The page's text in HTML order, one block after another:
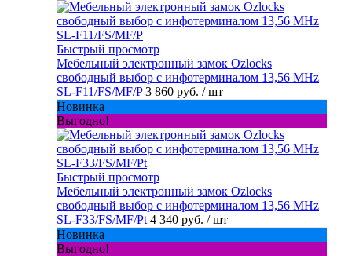
Быстрый просмотр
Мебельный электронный замок Ozlocks
свободный выбор с инфотерминалом 13,56 MHz
SL-F11/FS/MF/P 3 860 руб. / шт
Новинка
Выгодно!
Быстрый просмотр
Мебельный электронный замок Ozlocks
свободный выбор с инфотерминалом 13,56 MHz
SL-F33/FS/MF/Pt 4 340 руб. / шт
Новинка
Выгодно!